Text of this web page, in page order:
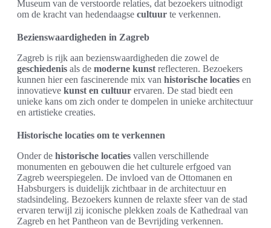
Museum van de verstoorde relaties, dat bezoekers uitnodigt
om de kracht van hedendaagse cultuur te verkennen.
Bezienswaardigheden in Zagreb
Zagreb is rijk aan bezienswaardigheden die zowel de
geschiedenis als de moderne kunst reflecteren. Bezoekers
kunnen hier een fascinerende mix van historische locaties en
innovatieve kunst en cultuur ervaren. De stad biedt een
unieke kans om zich onder te dompelen in unieke architectuur
en artistieke creaties.
Historische locaties om te verkennen
Onder de historische locaties vallen verschillende
monumenten en gebouwen die het culturele erfgoed van
Zagreb weerspiegelen. De invloed van de Ottomanen en
Habsburgers is duidelijk zichtbaar in de architectuur en
stadsindeling. Bezoekers kunnen de relaxte sfeer van de stad
ervaren terwijl zij iconische plekken zoals de Kathedraal van
Zagreb en het Pantheon van de Bevrijding verkennen.